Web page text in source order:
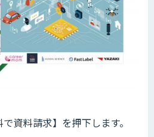
資料請求】を押下します。